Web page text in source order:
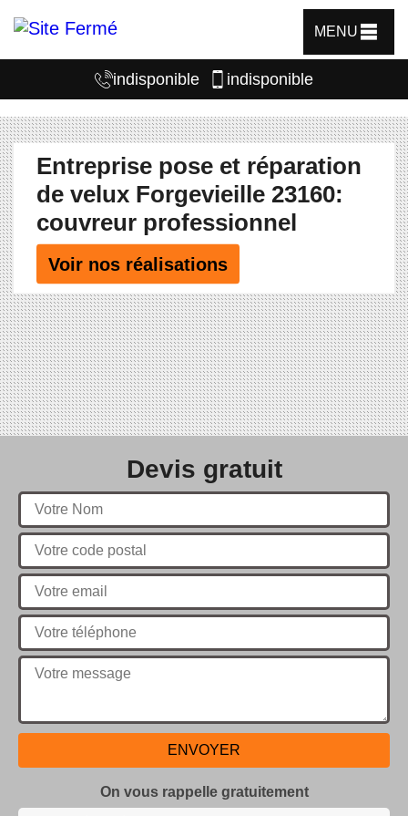
MENU
indisponible indisponible
Entreprise pose et réparation
de velux Forgevieille 23160:
couvreur professionnel
Voir nos réalisations
Devis gratuit
On vous rappelle gratuitement